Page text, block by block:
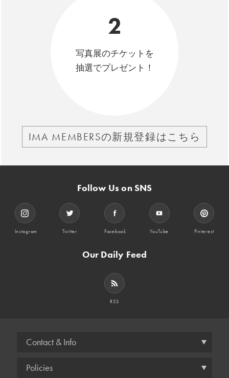
2
写真展のチケットを
抽選でプレゼント！
IMA MEMBERSの新規登録はこちら
Follow Us on SNS
Instagram Twitter Facebook YouTube Pinterest
Our Daily Feed
RSS
Contact & Info
Policies